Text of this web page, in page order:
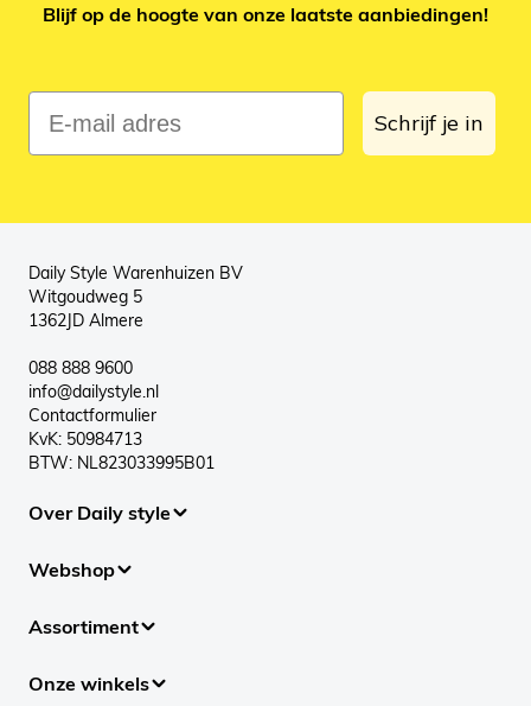
Blijf op de hoogte van onze laatste aanbiedingen!
E-mail adres
Schrijf je in
Daily Style Warenhuizen BV
Witgoudweg 5
1362JD Almere
088 888 9600
info@dailystyle.nl
Contactformulier
KvK: 50984713
BTW: NL823033995B01
Over Daily style
Webshop
Assortiment
Onze winkels